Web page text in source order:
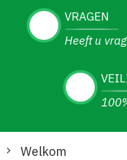
VRAGEN
Heeft u
Welkom